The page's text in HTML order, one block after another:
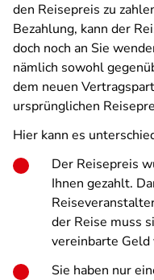
den Reisepreis zu
Bezahlung, kann der
doch noch an Sie
nämlich sowohl
dem neuen
ursprünglichen
Hier kann es
Der Reisepreis
Ihnen gezahlt.
der Reise muss
vereinbarte Geld
Sie haben nur